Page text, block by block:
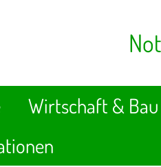
Wirtschaft & Bau